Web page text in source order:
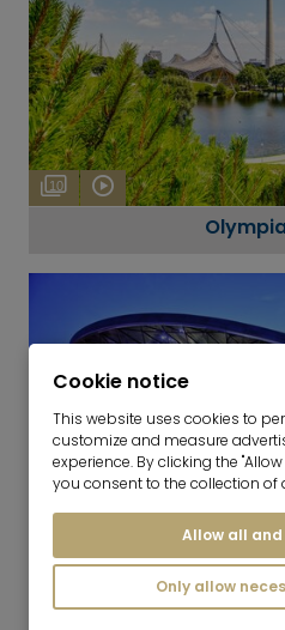
10
7
BMW-Welt
Cookie notice
This website uses cookies to
customize and measure
experience. By clicking the
you consent to the collection of
Allow all
Only allow